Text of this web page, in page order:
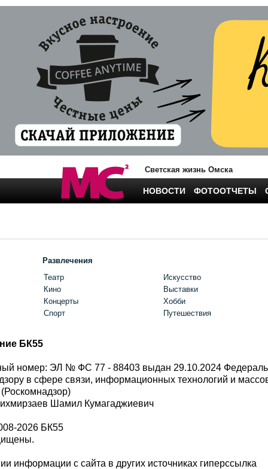
Светская жизнь Омска
НОВОСТИ ФОТООТЧЕТЫ
Развлечения
Театр
Кино
Концерты
Спорт
Искусство
Выставки
Хобби
Путешествия
БК55
номер: ЭЛ № ФС 77 - 88403 выдан 29.10.2024
в сфере связи, информационных технологий и
Шамил Кумагаджиевич
2026 БК55
информации с сайта в других источниках гиперссылка